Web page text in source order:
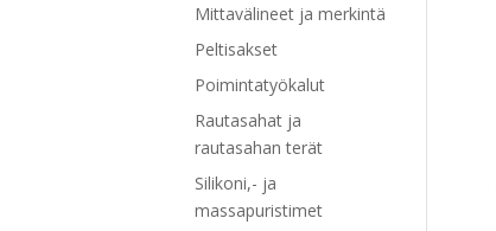
Mittavälineet ja merkintä
Peltisakset
Poimintatyökalut
Rautasahat ja
rautasahan terät
Silikoni,- ja
massapuristimet